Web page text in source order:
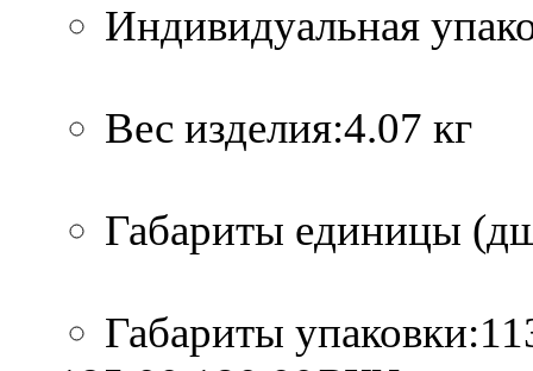
Индивидуальная
Вес изделия:4.07 кг
Габариты единицы
Габариты